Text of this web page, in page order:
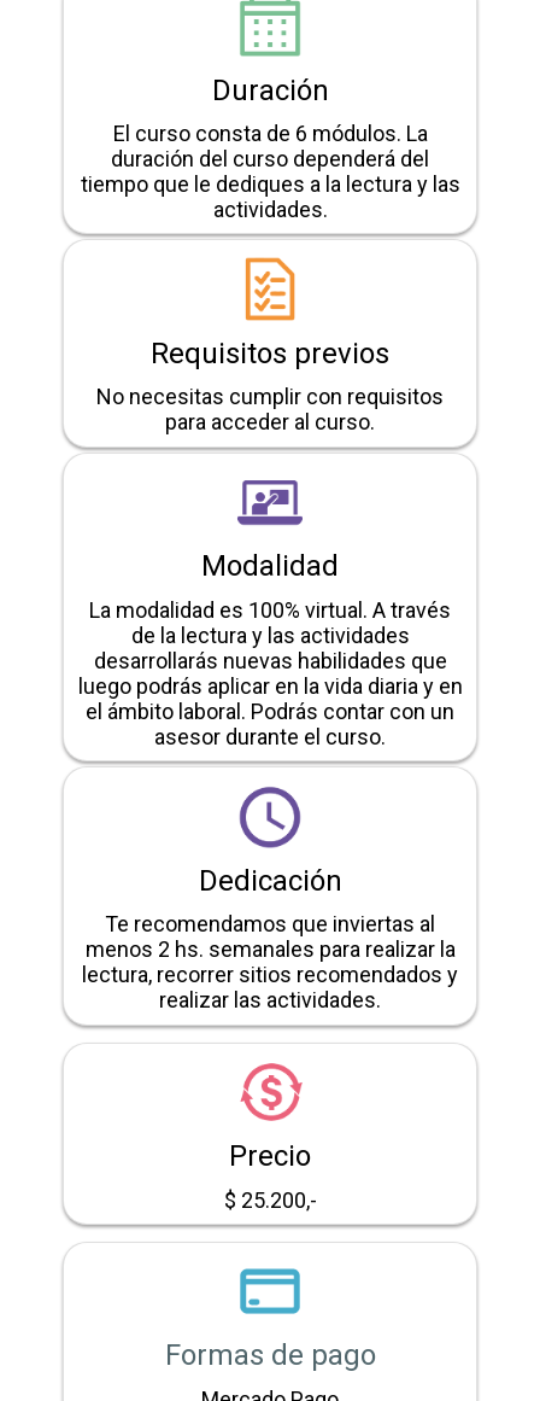
Duración
El curso consta de 6 módulos. La
duración del curso dependerá del
tiempo que le dediques a la lectura y las
actividades.
Requisitos previos
No necesitas cumplir con requisitos
para acceder al curso.
Modalidad
La modalidad es 100% virtual. A través
de la lectura y las actividades
desarrollarás nuevas habilidades que
luego podrás aplicar en la vida diaria y en
el ámbito laboral. Podrás contar con un
asesor durante el curso.
Dedicación
Te recomendamos que inviertas al
menos 2 hs. semanales para realizar la
lectura, recorrer sitios recomendados y
realizar las actividades.
Precio
$ 25.200,-
Formas de pago